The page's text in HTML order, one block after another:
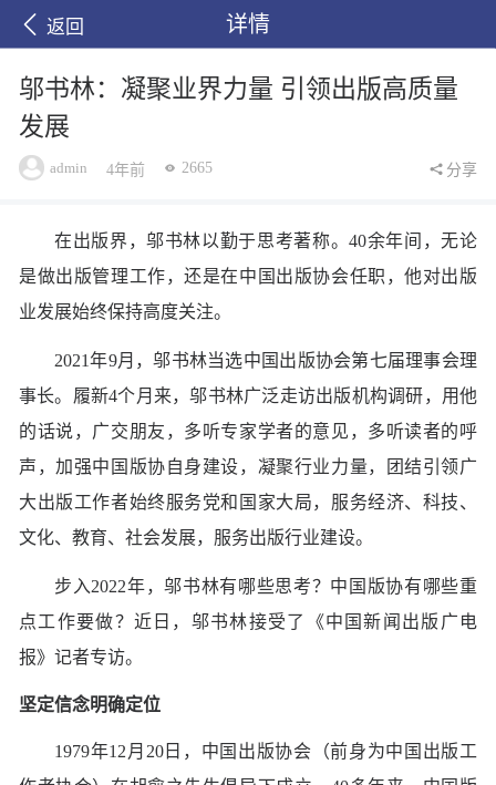
返回 详情
邬书林：凝聚业界力量 引领出版高质量
发展
admin 4年前 2665 分享
在出版界，邬书林以勤于思考著称。40余年间，无论
是做出版管理工作，还是在中国出版协会任职，他对出版
业发展始终保持高度关注。
2021年9月，邬书林当选中国出版协会第七届理事会理
事长。履新4个月来，邬书林广泛走访出版机构调研，用他
的话说，广交朋友，多听专家学者的意见，多听读者的呼
声，加强中国版协自身建设，凝聚行业力量，团结引领广
大出版工作者始终服务党和国家大局，服务经济、科技、
文化、教育、社会发展，服务出版行业建设。
步入2022年，邬书林有哪些思考？中国版协有哪些重
点工作要做？近日，邬书林接受了《中国新闻出版广电
报》记者专访。
坚定信念明确定位
1979年12月20日，中国出版协会（前身为中国出版工